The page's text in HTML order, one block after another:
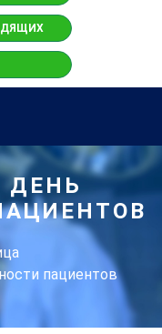
ДЕНЬ
пациентов